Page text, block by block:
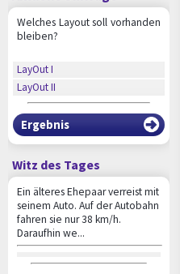
Welches Layout soll vorhanden
bleiben?
LayOut I
LayOut II
Ergebnis
Witz des Tages
Ein älteres Ehepaar verreist mit
seinem Auto. Auf der Autobahn
fahren sie nur 38 km/h.
Daraufhin we...